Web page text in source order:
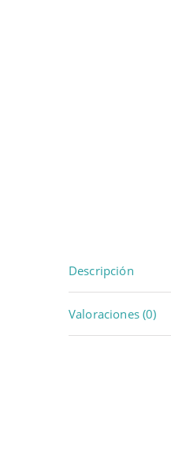
Descripción
Valoraciones (0)